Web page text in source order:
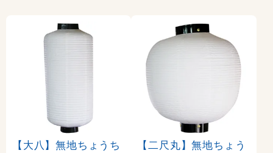
【大八】無地ちょうち
【二尺丸】無地ちょう